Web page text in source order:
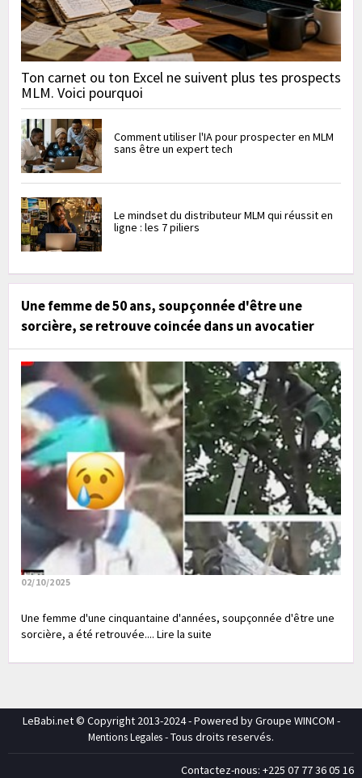
Ton carnet ou ton Excel ne suivent plus tes prospects
MLM. Voici pourquoi
Comment utiliser l'IA pour prospecter en MLM
sans être un expert tech
Le mindset du distributeur MLM qui réussit en
ligne : les 7 piliers
Une femme de 50 ans, soupçonnée d'être une
sorcière, se retrouve coincée dans un avocatier
02/10/2025
Une femme d'une cinquantaine d'années, soupçonnée d'être une
sorcière, a été retrouvée.... Lire la suite
LeBabi.net © Copyright 2013-2024 - Powered by Groupe WINCOM -
Mentions Legales- Tous droits reservés.
Contactez-nous: +225 07 77 36 05 16